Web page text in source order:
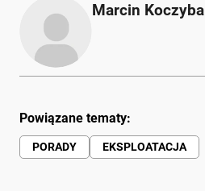
Marcin Koczyba
Powiązane tematy:
PORADY EKSPLOATACJA